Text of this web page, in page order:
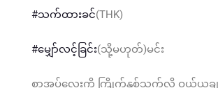
#သက်ထားခင်(THK)
#မျှော်လင့်ခြင်း(သို့မဟုတ်)မင်း
စာအုပ်လေးကို ကြိုက်နှစ်သက်လို့ ဝယ်ယူချ